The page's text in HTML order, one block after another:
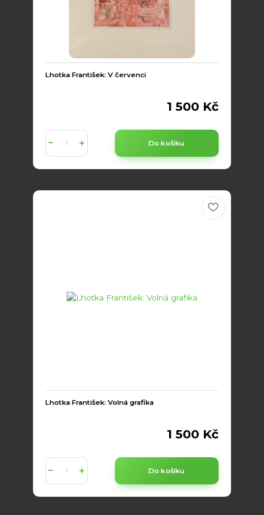
Lhotka František: V červenci
1 500 Kč
Do košíku
Lhotka František: Volná grafika
1 500 Kč
Do košíku